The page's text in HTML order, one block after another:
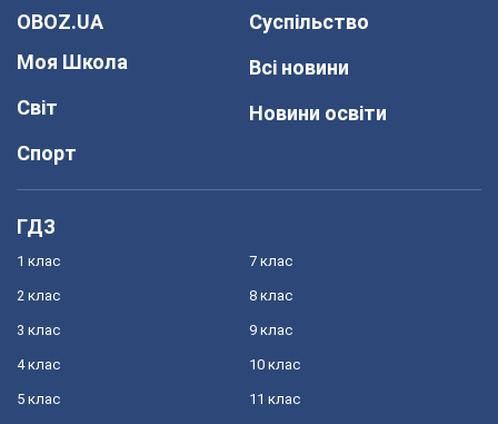
OBOZ.UA
Моя Школа
Світ
Спорт
Суспільство
Всі новини
Новини освіти
ГДЗ
1 клас
2 клас
3 клас
4 клас
5 клас
7 клас
8 клас
9 клас
10 клас
11 клас